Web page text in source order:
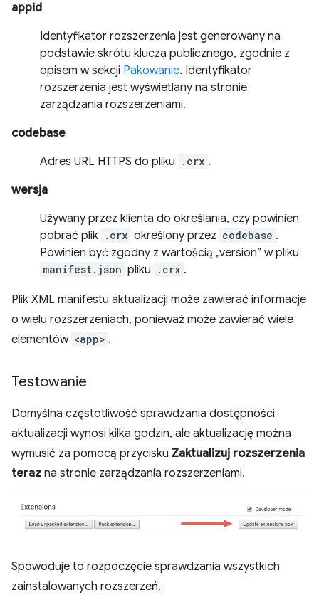
appid
Identyfikator rozszerzenia jest generowany na
podstawie skrótu klucza publicznego, zgodnie z
opisem w sekcji Pakowanie. Identyfikator
rozszerzenia jest wyświetlany na stronie
zarządzania rozszerzeniami.
codebase
Adres URL HTTPS do pliku
.crx .
wersja
Używany przez klienta do określania, czy powinien
pobrać plik .crx określony przez codebase .
Powinien być zgodny z wartością „version” w pliku
manifest.json pliku .crx .
Plik XML manifestu aktualizacji może zawierać informacje
o wielu rozszerzeniach, ponieważ może zawierać wiele
elementów <app> .
Testowanie
Domyślna częstotliwość sprawdzania dostępności
aktualizacji wynosi kilka godzin, ale aktualizację można
wymusić za pomocą przycisku Zaktualizuj rozszerzenia
teraz na stronie zarządzania rozszerzeniami.
Spowoduje to rozpoczęcie sprawdzania wszystkich
zainstalowanych rozszerzeń.